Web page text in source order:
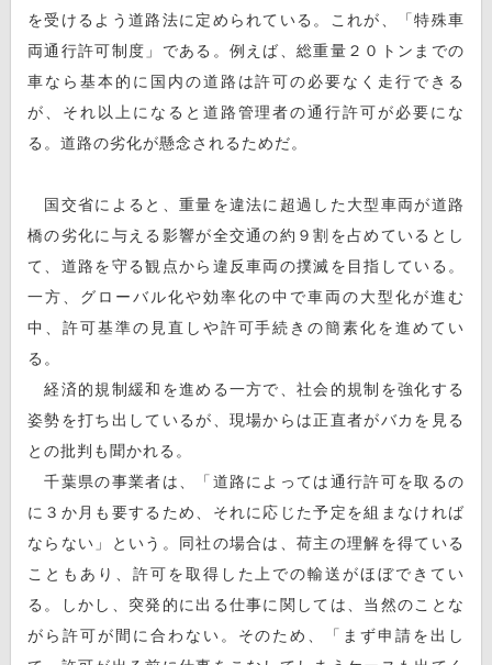
を受けるよう道路法に定められている。これが、「特殊車
両通行許可制度」である。例えば、総重量２０トンまでの
車なら基本的に国内の道路は許可の必要なく走行できる
が、それ以上になると道路管理者の通行許可が必要にな
る。道路の劣化が懸念されるためだ。
国交省によると、重量を違法に超過した大型車両が道路
橋の劣化に与える影響が全交通の約９割を占めているとし
て、道路を守る観点から違反車両の撲滅を目指している。
一方、グローバル化や効率化の中で車両の大型化が進む
中、許可基準の見直しや許可手続きの簡素化を進めてい
る。
経済的規制緩和を進める一方で、社会的規制を強化する
姿勢を打ち出しているが、現場からは正直者がバカを見る
との批判も聞かれる。
千葉県の事業者は、「道路によっては通行許可を取るの
に３か月も要するため、それに応じた予定を組まなければ
ならない」という。同社の場合は、荷主の理解を得ている
こともあり、許可を取得した上での輸送がほぼできてい
る。しかし、突発的に出る仕事に関しては、当然のことな
がら許可が間に合わない。そのため、「まず申請を出し